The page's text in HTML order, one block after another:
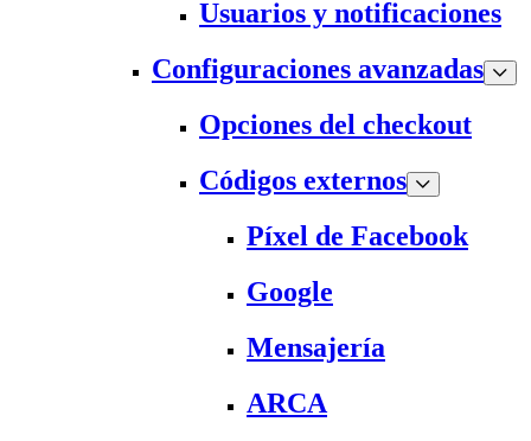
Usuarios y notificaciones
Configuraciones avanzadas
Opciones del checkout
Códigos externos
Píxel de Facebook
Google
Mensajería
ARCA